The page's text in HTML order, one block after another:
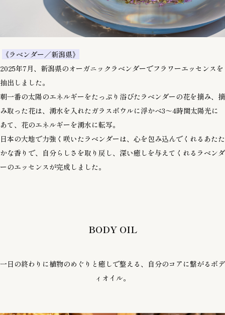
《ラベンダー／新潟県》
2025年7月、新潟県のオーガニックラベンダーでフラワーエッセンスを
抽出しました。
朝一番の太陽のエネルギーをたっぷり浴びたラベンダーの花を摘み、摘
み取った花は、湧水を入れたガラスボウルに浮かべ3～4時間太陽光に
あて、花のエネルギーを湧水に転写。
日本の大地で力強く咲いたラベンダーは、心を包み込んでくれるあたた
かな香りで、自分らしさを取り戻し、深い癒しを与えてくれるラベンダ
ーのエッセンスが完成しました。
BODY OIL
一日の終わりに植物のめぐりと癒しで整える、自分のコアに繋がるボデ
ィオイル。